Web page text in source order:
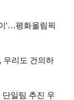
'…평화올림픽
우리도 건의하
단일팀 추진 우